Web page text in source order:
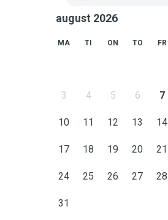
august 2026
MA TI ON TO FR
3 4 5 6 7
10 11 12 13 14
17 18 19 20 21
24 25 26 27 28
31